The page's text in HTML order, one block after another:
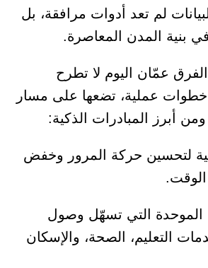
لم تعد أدوات مرافقة، بل
بنية المدن المعاصرة.
عمّان اليوم لا تطرح
عملية، تضعها على مسار
أبرز المبادرات الذكية:
لتحسين حركة المرور وخفض
الوقت.
الموحدة التي تسهّل وصول
التعليم، الصحة، والإسكان